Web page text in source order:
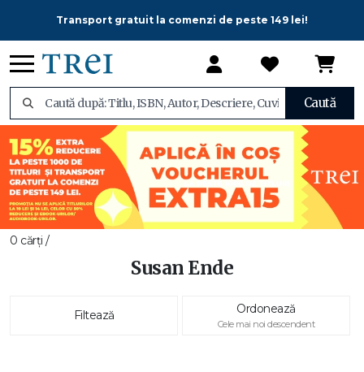
Transport gratuit la comenzi de peste 149 lei!
Caută
0 cărți /
Susan Ende
Filtează Ordonează
Cele mai noi descendent